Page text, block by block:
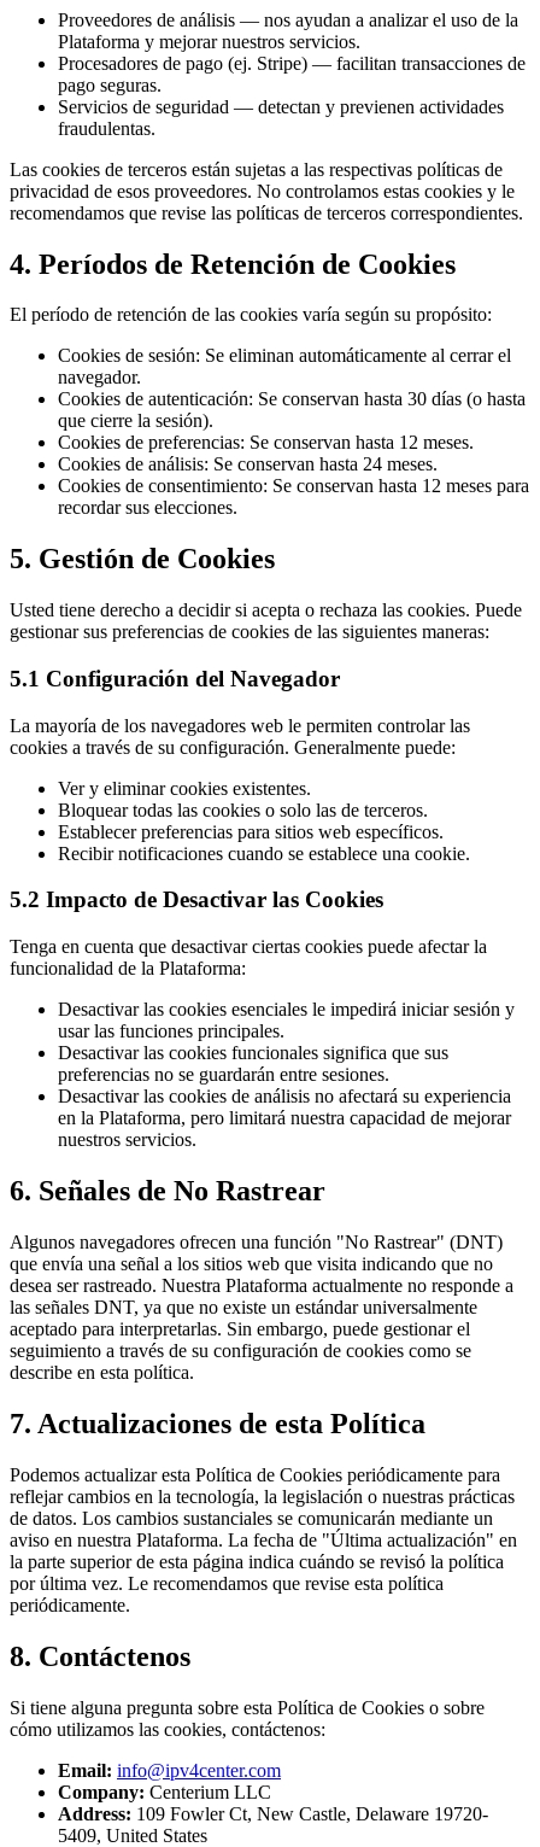
Proveedores de análisis — nos ayudan a analizar el uso de la
Plataforma y mejorar nuestros servicios.
Procesadores de pago (ej. Stripe) — facilitan transacciones de
pago seguras.
Servicios de seguridad — detectan y previenen actividades
fraudulentas.
Las cookies de terceros están sujetas a las respectivas políticas de
privacidad de esos proveedores. No controlamos estas cookies y le
recomendamos que revise las políticas de terceros correspondientes.
4. Períodos de Retención de Cookies
El período de retención de las cookies varía según su propósito:
Cookies de sesión: Se eliminan automáticamente al cerrar el
navegador.
Cookies de autenticación: Se conservan hasta 30 días (o hasta
que cierre la sesión).
Cookies de preferencias: Se conservan hasta 12 meses.
Cookies de análisis: Se conservan hasta 24 meses.
Cookies de consentimiento: Se conservan hasta 12 meses para
recordar sus elecciones.
5. Gestión de Cookies
Usted tiene derecho a decidir si acepta o rechaza las cookies. Puede
gestionar sus preferencias de cookies de las siguientes maneras:
5.1 Configuración del Navegador
La mayoría de los navegadores web le permiten controlar las
cookies a través de su configuración. Generalmente puede:
Ver y eliminar cookies existentes.
Bloquear todas las cookies o solo las de terceros.
Establecer preferencias para sitios web específicos.
Recibir notificaciones cuando se establece una cookie.
5.2 Impacto de Desactivar las Cookies
Tenga en cuenta que desactivar ciertas cookies puede afectar la
funcionalidad de la Plataforma:
Desactivar las cookies esenciales le impedirá iniciar sesión y
usar las funciones principales.
Desactivar las cookies funcionales significa que sus
preferencias no se guardarán entre sesiones.
Desactivar las cookies de análisis no afectará su experiencia
en la Plataforma, pero limitará nuestra capacidad de mejorar
nuestros servicios.
6. Señales de No Rastrear
Algunos navegadores ofrecen una función "No Rastrear" (DNT)
que envía una señal a los sitios web que visita indicando que no
desea ser rastreado. Nuestra Plataforma actualmente no responde a
las señales DNT, ya que no existe un estándar universalmente
aceptado para interpretarlas. Sin embargo, puede gestionar el
seguimiento a través de su configuración de cookies como se
describe en esta política.
7. Actualizaciones de esta Política
Podemos actualizar esta Política de Cookies periódicamente para
reflejar cambios en la tecnología, la legislación o nuestras prácticas
de datos. Los cambios sustanciales se comunicarán mediante un
aviso en nuestra Plataforma. La fecha de "Última actualización" en
la parte superior de esta página indica cuándo se revisó la política
por última vez. Le recomendamos que revise esta política
periódicamente.
8. Contáctenos
Si tiene alguna pregunta sobre esta Política de Cookies o sobre
cómo utilizamos las cookies, contáctenos:
Email: info@ipv4center.com
Company: Centerium LLC
Address: 109 Fowler Ct, New Castle, Delaware 19720-
5409, United States